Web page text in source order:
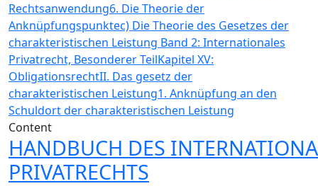
Rechtsanwendung6. Die Theorie der
Anknüpfungspunktec) Die Theorie des Gesetzes der
charakteristischen Leistung Band 2: Internationales
Privatrecht, Besonderer TeilKapitel XV:
ObligationsrechtII. Das gesetz der
charakteristischen Leistung1. Anknüpfung an den
Schuldort der charakteristischen Leistung
Content
HANDBUCH DES
PRIVATRECHTS